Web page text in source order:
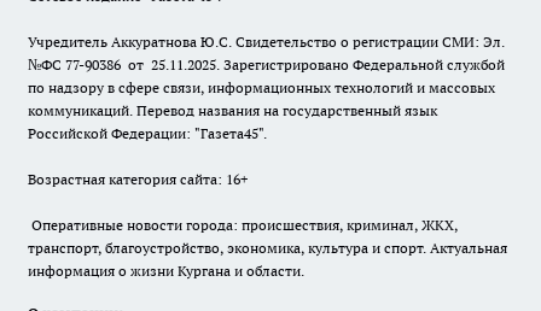
Учредитель Аккуратнова Ю.С. Свидетельство о регистрации СМИ: Эл.
№ФС 77-90386 от 25.11.2025. Зарегистрировано Федеральной службой
по надзору в сфере связи, информационных технологий и массовых
коммуникаций. Перевод названия на государственный язык
Российской Федерации: "Газета45".
Возрастная категория сайта: 16+
Оперативные новости города: происшествия, криминал, ЖКХ,
транспорт, благоустройство, экономика, культура и спорт. Актуальная
информация о жизни Кургана и области.